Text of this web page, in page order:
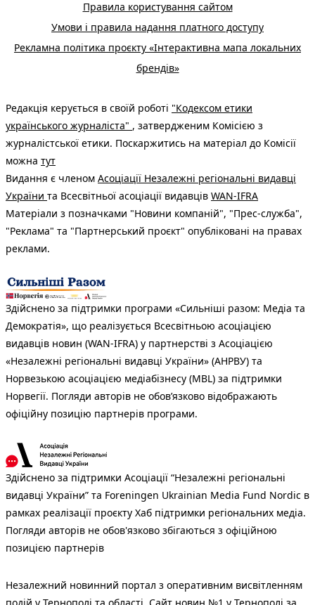
Правила користування сайтом
Умови і правила надання платного доступу
Рекламна політика проєкту «Інтерактивна мапа локальних
брендів»
Редакція керується в своїй роботі "Кодексом етики
українського журналіста" , затвердженим Комісією з
журналістської етики. Поскаржитись на матеріал до Комісії
можна тут
Видання є членом Асоціації Незалежні регіональні видавці
України та Всесвітньої асоціації видавців WAN-IFRA
Матеріали з позначками "Новини компаній", "Прес-служба",
"Реклама" та "Партнерський проєкт" опубліковані на правах
реклами.
Здійснено за підтримки програми «Сильніші разом: Медіа та
Демократія», що реалізується Всесвітньою асоціацією
видавців новин (WAN-IFRA) у партнерстві з Асоціацією
«Незалежні регіональні видавці України» (АНРВУ) та
Норвезькою асоціацією медіабізнесу (MBL) за підтримки
Норвегії. Погляди авторів не обов’язково відображають
офіційну позицію партнерів програми.
Здійснено за підтримки Асоціації “Незалежні регіональні
видавці України” та Foreningen Ukrainian Media Fund Nordic в
рамках реалізації проєкту Хаб підтримки регіональних медіа.
Погляди авторів не обов'язково збігаються з офіційною
позицією партнерів
Незалежний новинний портал з оперативним висвітленням